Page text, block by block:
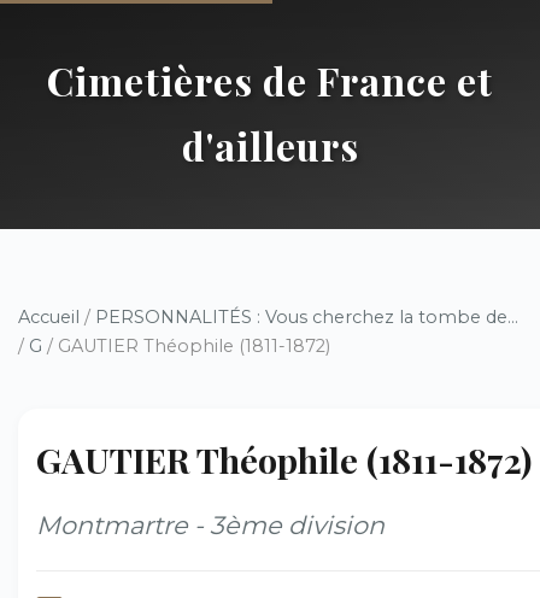
Cimetières de France et
d'ailleurs
Accueil / PERSONNALITÉS : Vous cherchez la tombe de...
/ G / GAUTIER Théophile (1811-1872)
GAUTIER Théophile (1811-1872)
Montmartre - 3ème division